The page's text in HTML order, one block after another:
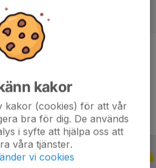
kakor
kakor (cookies) för att vår
bra för dig. De används
i syfte att hjälpa oss att
våra tjänster.
vi cookies